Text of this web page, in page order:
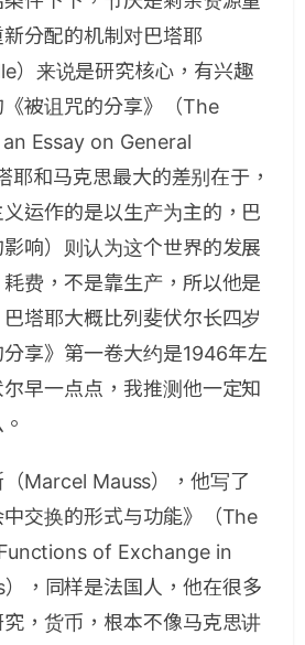
分配的机制对巴塔耶
）来说是研究核心，有兴趣
被诅咒的分享》（The
Essay on General
和马克思最大的差别在于，
运作的是以生产为主的，巴
响）则认为这个世界的发展
费，不是靠生产，所以他是
塔耶大概比列斐伏尔长四岁
享》第一卷大约是1946年左
早一点点，我推测他一定知
Marcel Mauss），他写了
中交换的形式与功能》（The
of Exchange in
，同样是法国人，他在很多
，货币，根本不像马克思讲